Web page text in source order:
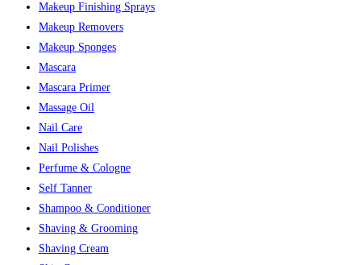
Makeup Finishing Sprays
Makeup Removers
Makeup Sponges
Mascara
Mascara Primer
Massage Oil
Nail Care
Nail Polishes
Perfume & Cologne
Self Tanner
Shampoo & Conditioner
Shaving & Grooming
Shaving Cream